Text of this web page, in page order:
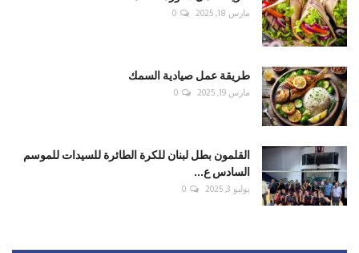
مارس 18, 2025 0
طريقة عمل صيادية السمك
مارس 19, 2025 0
القلمون بطل لبنان للكرة الطائرة للسيدات للموسم
السادس ع...
يوليو 3, 2025 0